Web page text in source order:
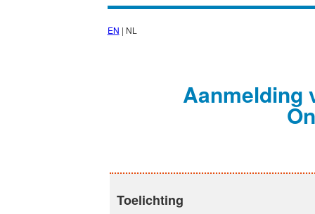
EN | NL
Aanmelding
Toelichting